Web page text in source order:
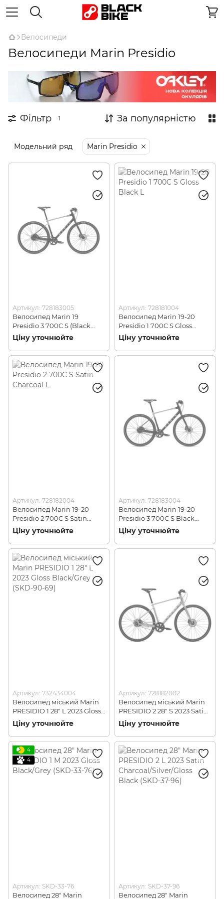
Велосипеди
Велосипеди Marin Presidio
Фільтр 1 За популярністю
Модельний ряд Marin Presidio
Артикул: 728183005
Велосипед Marin 19
Presidio 3 700C S (Black
Yellow) XL
Ціну уточнюйте
Артикул: 728181004
Велосипед Marin 19-20
Presidio 1 700C S Gloss
Black L
Ціну уточнюйте
Артикул: 728182004
Велосипед Marin 19-20
Presidio 2 700C S Satin
Charcoal L
Ціну уточнюйте
Артикул: 728183004
Велосипед Marin 19-20
Presidio 3 700C S Black
Yellow, L
Ціну уточнюйте
Артикул: 732434004
Велосипед міський Marin
PRESIDIO 1 28" L 2023 Gloss
Black/Grey (SKD-90-69)
Ціну уточнюйте
Артикул: 728182002
Велосипед міський Marin
PRESIDIO 2 28" S 2023 Satin
Charcoal/Silver/Gloss Black
(SKD-40-33)
Ціну уточнюйте
4
4
Артикул: SKD-33-76
Велосипед 28" Marin
Артикул: SKD-37-96
Велосипед 28" Marin